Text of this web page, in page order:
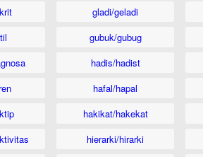
gladi/geladi
gubuk/gubug
hadis/hadist
hafal/hapal
hakikat/hakekat
hierarki/hirarki